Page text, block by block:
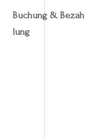
Buchung & Bezah
lung